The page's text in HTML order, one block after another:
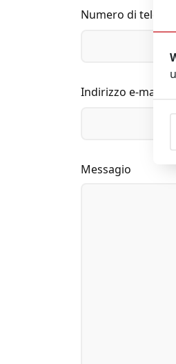
Numero di telefono
Indirizzo e-mail
Messagio